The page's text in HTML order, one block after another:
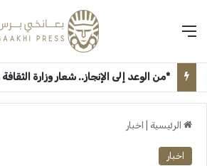
الرئيسية اخبار
اخبار